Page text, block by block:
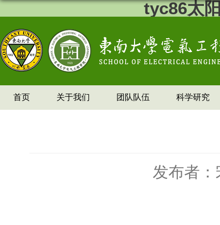
tyc86太
首页 关于我们 团队队伍 科学研究
发布者：